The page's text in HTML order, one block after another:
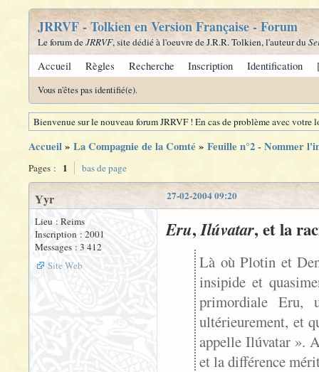
JRRVF - Tolkien en Version Française - Forum
Le forum deJRRVF, site dédié à l'oeuvre de J.R.R. Tolkien, l'auteur du
Accueil Règles Recherche Inscription Identification
Vous n'êtes pas identifié(e).
Bienvenue sur le nouveau forum JRRVF ! En cas de problème avec
Accueil» La Compagnie de la Comté » Feuille n°2 - Nommer
Pages : 1 bas de page
27-02-2004 09:20
Yyr
Lieu : Reims
Inscription : 2001
Messages : 3 412
Site Web
Eru,Ilúvatar, et la
Là où Plotin et
insipide et
primordiale Eru,
ultérieurement, et
appelle Ilúvatar ».
et la différence